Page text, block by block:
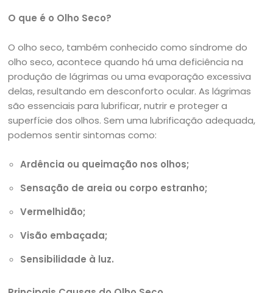
O que é o Olho Seco?
O olho seco, também conhecido como síndrome do
olho seco, acontece quando há uma deficiência na
produção de lágrimas ou uma evaporação excessiva
delas, resultando em desconforto ocular. As lágrimas
são essenciais para lubrificar, nutrir e proteger a
superfície dos olhos. Sem uma lubrificação adequada,
podemos sentir sintomas como:
Ardência ou queimação nos olhos;
Sensação de areia ou corpo estranho;
Vermelhidão;
Visão embaçada;
Sensibilidade à luz.